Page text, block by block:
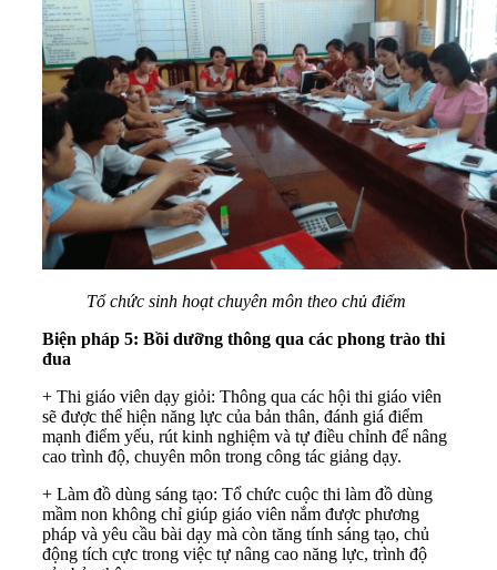
Tổ chức sinh hoạt chuyên môn theo chủ điểm
Biện pháp 5: Bồi dưỡng thông qua các phong trào thi
đua
+ Thi giáo viên dạy giỏi: Thông qua các hội thi giáo viên
sẽ được thể hiện năng lực của bản thân, đánh giá điểm
mạnh điểm yếu, rút kinh nghiệm và tự điều chỉnh để nâng
cao trình độ, chuyên môn trong công tác giảng dạy.
+ Làm đồ dùng sáng tạo: Tổ chức cuộc thi làm đồ dùng
mầm non không chỉ giúp giáo viên nắm được phương
pháp và yêu cầu bài dạy mà còn tăng tính sáng tạo, chủ
động tích cực trong việc tự nâng cao năng lực, trình độ